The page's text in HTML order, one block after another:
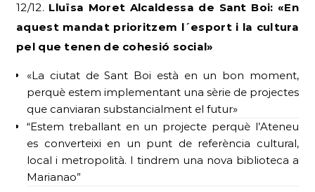
12/12. Lluïsa Moret Alcaldessa de Sant Boi: «En
aquest mandat prioritzem l´esport i la cultura
pel que tenen de cohesió social»
«La ciutat de Sant Boi està en un bon moment,
perquè estem implementant una sèrie de projectes
que canviaran substancialment el futur»
“Estem treballant en un projecte perquè l’Ateneu
es converteixi en un punt de referència cultural,
local i metropolità. I tindrem una nova biblioteca a
Marianao”